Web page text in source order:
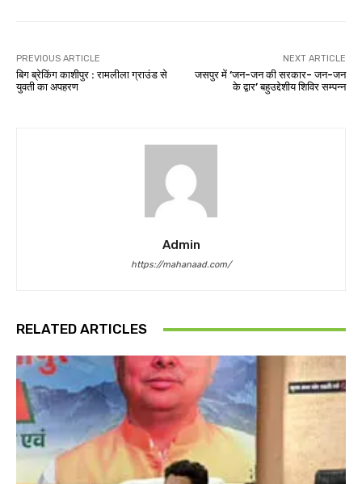
PREVIOUS ARTICLE
बिग ब्रेकिंग काशीपुर : रामलीला ग्राउंड से
युवती का अपहरण
NEXT ARTICLE
जसपुर में ‘जन-जन की सरकार- जन-जन
के द्वार’ बहुउद्देशीय शिविर सम्पन्न
Admin
https://mahanaad.com/
RELATED ARTICLES